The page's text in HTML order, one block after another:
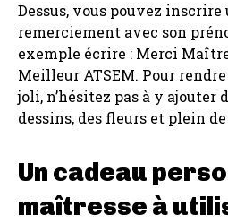
Dessus, vous pouvez inscrire
remerciement avec son
exemple écrire : Merci
Meilleur ATSEM. Pour
joli, n’hésitez pas à y ajouter
dessins, des fleurs et plein
Un cadeau
maîtresse à